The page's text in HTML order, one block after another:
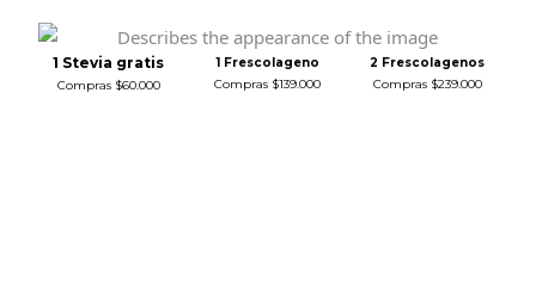
1 Stevia gratis
Compras $60.000
1 Frescolageno
Compras $139.000
2 Frescolagenos
Compras $239.000